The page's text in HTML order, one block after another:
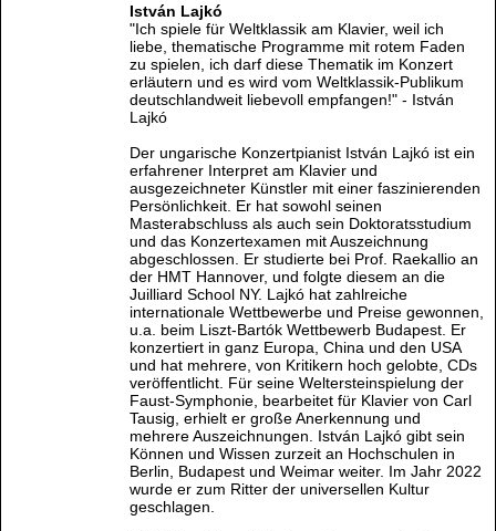
István Lajkó
"Ich spiele für Weltklassik am Klavier, weil ich
liebe, thematische Programme mit rotem Faden
zu spielen, ich darf diese Thematik im Konzert
erläutern und es wird vom Weltklassik-Publikum
deutschlandweit liebevoll empfangen!" - István
Lajkó
Der ungarische Konzertpianist István Lajkó ist ein
erfahrener Interpret am Klavier und
ausgezeichneter Künstler mit einer faszinierenden
Persönlichkeit. Er hat sowohl seinen
Masterabschluss als auch sein Doktoratsstudium
und das Konzertexamen mit Auszeichnung
abgeschlossen. Er studierte bei Prof. Raekallio an
der HMT Hannover, und folgte diesem an die
Juilliard School NY. Lajkó hat zahlreiche
internationale Wettbewerbe und Preise gewonnen,
u.a. beim Liszt-Bartók Wettbewerb Budapest. Er
konzertiert in ganz Europa, China und den USA
und hat mehrere, von Kritikern hoch gelobte, CDs
veröffentlicht. Für seine Weltersteinspielung der
Faust-Symphonie, bearbeitet für Klavier von Carl
Tausig, erhielt er große Anerkennung und
mehrere Auszeichnungen. István Lajkó gibt sein
Können und Wissen zurzeit an Hochschulen in
Berlin, Budapest und Weimar weiter. Im Jahr 2022
wurde er zum Ritter der universellen Kultur
geschlagen.